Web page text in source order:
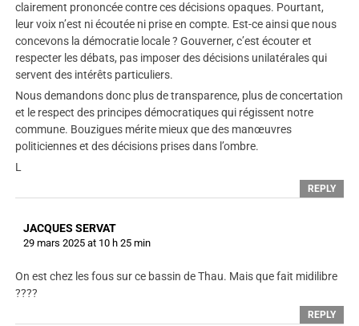
clairement prononcée contre ces décisions opaques. Pourtant,
leur voix n’est ni écoutée ni prise en compte. Est-ce ainsi que nous
concevons la démocratie locale ? Gouverner, c’est écouter et
respecter les débats, pas imposer des décisions unilatérales qui
servent des intérêts particuliers.
Nous demandons donc plus de transparence, plus de concertation
et le respect des principes démocratiques qui régissent notre
commune. Bouzigues mérite mieux que des manœuvres
politiciennes et des décisions prises dans l’ombre.
L
REPLY
JACQUES SERVAT
29 mars 2025 at 10 h 25 min
On est chez les fous sur ce bassin de Thau. Mais que fait midilibre
????
REPLY